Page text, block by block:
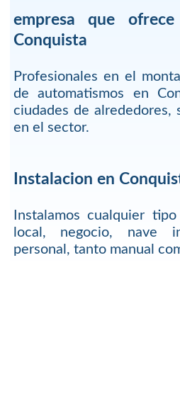
empresa que
Conquista
Profesionales en el
de automatismos en
ciudades de alrededores,
en el sector.
Instalacion en
Instalamos cualquier
local, negocio, nave
personal, tanto manual